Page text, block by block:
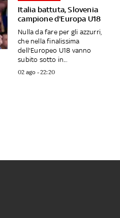
Italia battuta, Slovenia
campione d'Europa U18
Nulla da fare per gli azzurri,
che nella finalissima
dell'Europeo U18 vanno
subito sotto in...
02 ago - 22:20